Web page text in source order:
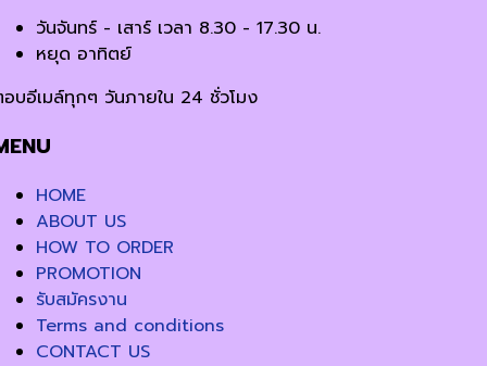
วันจันทร์ - เสาร์ เวลา 8.30 - 17.30 น.
หยุด อาทิตย์
บอีเมล์ทุกๆ วันภายใน 24 ชั่วโมง
HOME
ABOUT US
HOW TO ORDER
PROMOTION
รับสมัครงาน
Terms and conditions
CONTACT US